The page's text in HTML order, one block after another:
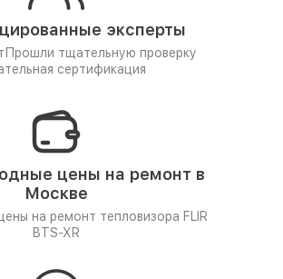
эксперты
Прошли тщательную проверку
сертификация
цены на ремонт в
Москве
на ремонт тепловизора FLIR
BTS-XR